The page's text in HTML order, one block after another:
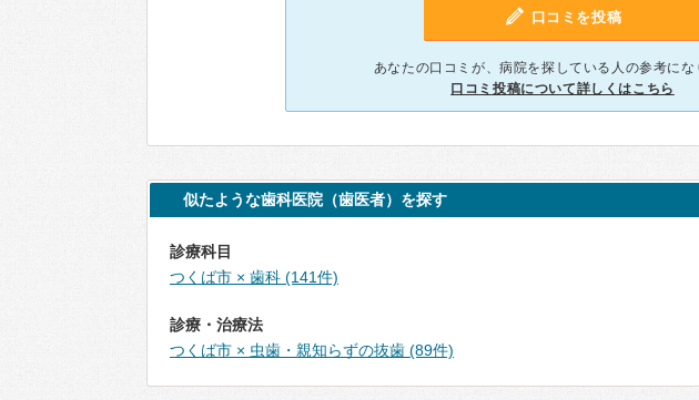
口コミを投稿
あなたの口コミが、病院を探している人の参考にな
口コミ投稿について詳しくはこちら
似たような歯科医院（歯医者）を探す
診療科目
つくば市 × 歯科 (141件)
診療・治療法
つくば市 × 虫歯・親知らずの抜歯 (89件)